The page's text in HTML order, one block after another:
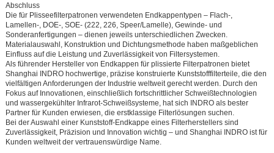
Abschluss
Die für Plisseefilterpatronen verwendeten Endkappentypen – Flach-,
Lamellen-, DOE-, SOE- (222, 226, Speer/Lamelle), Gewinde- und
Sonderanfertigungen – dienen jeweils unterschiedlichen Zwecken.
Materialauswahl, Konstruktion und Dichtungsmethode haben maßgeblichen
Einfluss auf die Leistung und Zuverlässigkeit von Filtersystemen.
Als führender Hersteller von Endkappen für plissierte Filterpatronen bietet
Shanghai INDROhochwertige, präzise konstruierte Kunststofffilterteile, die den
vielfältigen Anforderungen der Industrie weltweit gerecht werden. Durch den
Fokus auf Innovationen, einschließlich fortschrittlicher Schweißtechnologien
und wassergekühlter Infrarot-Schweißsysteme, hat sich INDRO als bester
Partner für Kunden erwiesen, die erstklassige Filterlösungen suchen.
Bei der Auswahl einer Kunststoff-Endkappe eines Filterherstellerssind
Zuverlässigkeit, Präzision und Innovation wichtig – und Shanghai INDRO ist für
Kunden weltweit der vertrauenswürdige Name.